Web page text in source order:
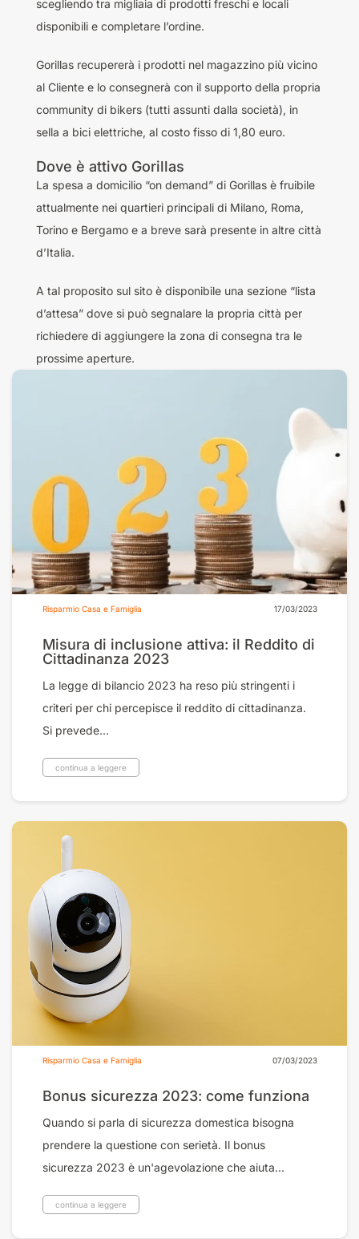
scegliendo tra migliaia di prodotti freschi e locali
disponibili e completare l’ordine.
Gorillas recupererà i prodotti nel magazzino più vicino
al Cliente e lo consegnerà con il supporto della propria
community di bikers (tutti assunti dalla società), in
sella a bici elettriche, al costo fisso di 1,80 euro.
Dove è attivo Gorillas
La spesa a domicilio “on demand” di Gorillas è fruibile
attualmente nei quartieri principali di Milano, Roma,
Torino e Bergamo e a breve sarà presente in altre città
d’Italia.
A tal proposito sul sito è disponibile una sezione “lista
d’attesa” dove si può segnalare la propria città per
richiedere di aggiungere la zona di consegna tra le
prossime aperture.
Risparmio Casa e Famiglia 17/03/2023
Misura di inclusione attiva: il Reddito di
Cittadinanza 2023
La legge di bilancio 2023 ha reso più stringenti i
criteri per chi percepisce il reddito di cittadinanza.
Si prevede...
continua a leggere
Risparmio Casa e Famiglia 07/03/2023
Bonus sicurezza 2023: come funziona
Quando si parla di sicurezza domestica bisogna
prendere la questione con serietà. Il bonus
sicurezza 2023 è un'agevolazione che aiuta...
continua a leggere